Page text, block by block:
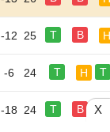
-12 25 T B H
-6 24 T H T
-18 24 T B X